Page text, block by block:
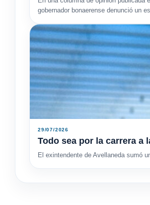
gobernador bonaerense denunció un
29/07/2026
Todo sea por la carrera a
El exintendente de Avellaneda sumó